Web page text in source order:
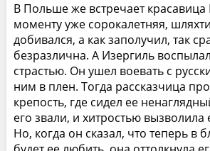
В Польше же встречает красавица
моменту уже сорокалетняя,
добивался, а как заполучил, так
безразлична. А Изергиль
страстью. Он ушел воевать с
ним в плен. Тогда рассказчица
крепость, где сидел ее
его звали, и хитростью вызволила
Но, когда он сказал, что теперь в